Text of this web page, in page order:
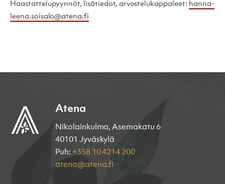
Haastattelupyynnöt, lisätiedot, arvostelukappaleet: hanna-
leena.soisalo@atena.fi
Atena
Nikolainkulma, Asemakatu 6
40101 Jyväskylä
Puh: +358 10 4214 200
atena@atena.fi